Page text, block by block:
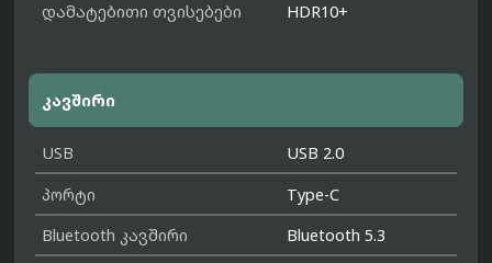
დამატებითი თვისებები
HDR10+
კავშირი
USB
USB 2.0
პორტი
Type-C
Bluetooth კავშირი
Bluetooth 5.3